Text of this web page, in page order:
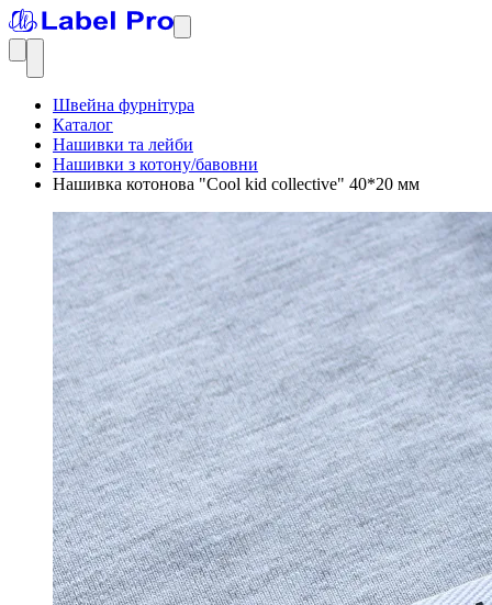
Швейна фурнітура
Каталог
Нашивки та лейби
Нашивки з котону/бавовни
Нашивка котонова "Cool kid collective" 40*20 мм